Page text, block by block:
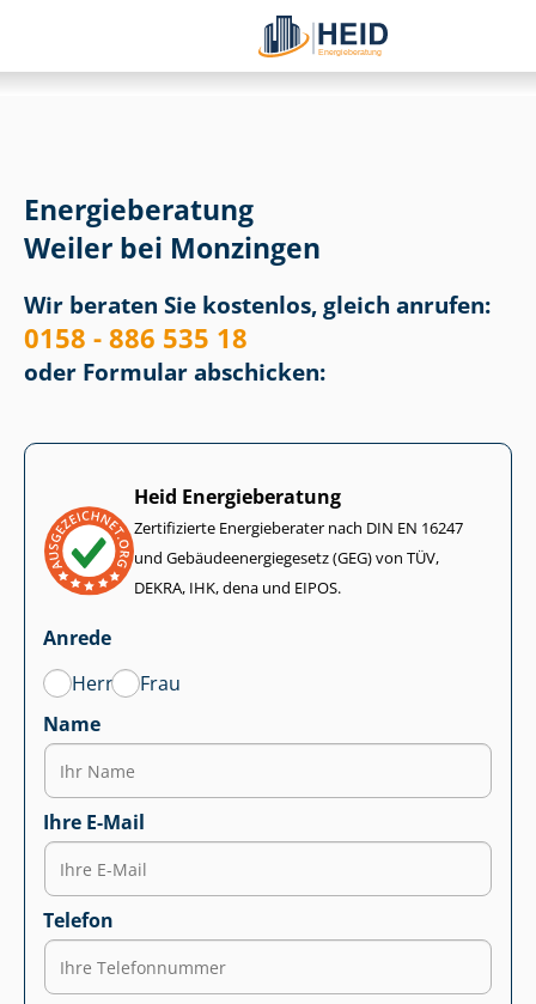
Energieberatung
Weiler bei Monzingen
Wir beraten Sie kostenlos, gleich anrufen:
0158 - 886 535 18
oder Formular abschicken:
Heid Energieberatung
Zertifizierte Energieberater nach DIN EN 16247
und Ge­bäu­de­en­er­gie­ge­setz (GEG) von TÜV,
DEKRA, IHK, dena und EIPOS.
Anrede
Herr
Frau
Name
Ihre E-Mail
Telefon